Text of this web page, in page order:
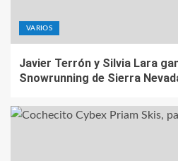
VARIOS
Javier Terrón y Silvia Lara
Snowrunning de Sierra